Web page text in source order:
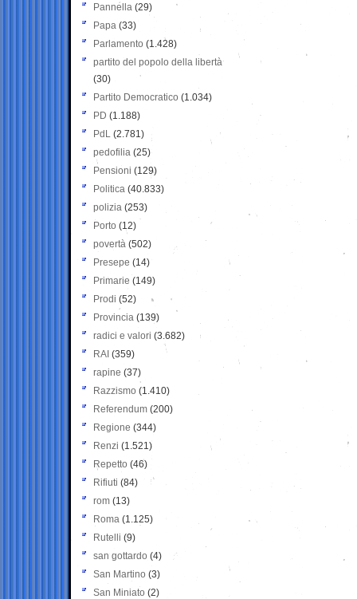
Pannella (29)
Papa (33)
Parlamento (1.428)
partito del popolo della libertà
(30)
Partito Democratico (1.034)
PD (1.188)
PdL (2.781)
pedofilia (25)
Pensioni (129)
Politica (40.833)
polizia (253)
Porto (12)
povertà (502)
Presepe (14)
Primarie (149)
Prodi (52)
Provincia (139)
radici e valori (3.682)
RAI (359)
rapine (37)
Razzismo (1.410)
Referendum (200)
Regione (344)
Renzi (1.521)
Repetto (46)
Rifiuti (84)
rom (13)
Roma (1.125)
Rutelli (9)
san gottardo (4)
San Martino (3)
San Miniato (2)